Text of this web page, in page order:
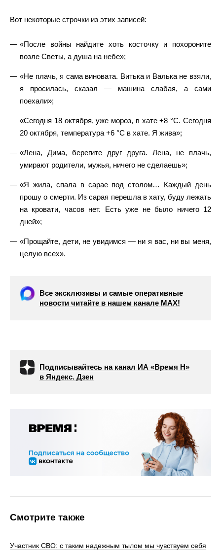
Вот некоторые строчки из этих записей:
«После войны найдите хоть косточку и похороните
возле Светы, а душа на небе»;
«Не плачь, я сама виновата. Витька и Валька не взяли,
я просилась, сказал — машина слабая, а сами
поехали»;
«Сегодня 18 октября, уже мороз, в хате +8 °С. Сегодня
20 октября, температура +6 °С в хате. Я жива»;
«Лена, Дима, берегите друг друга. Лена, не плачь,
умирают родители, мужья, ничего не сделаешь»;
«Я жила, спала в сарае под столом… Каждый день
прошу о смерти. Из сарая перешла в хату, буду лежать
на кровати, часов нет. Есть уже не было ничего 12
дней»;
«Прощайте, дети, не увидимся — ни я вас, ни вы меня,
целую всех».
Все эксклюзивы и самые оперативные
новости читайте в нашем канале МАХ!
Подписывайтесь на канал ИА «Время Н»
в Яндекс. Дзен
Смотрите также
Участник СВО: с таким надежным тылом мы чувствуем себя